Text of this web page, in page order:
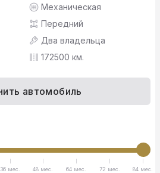
Механическая
Передний
Два владельца
172500 км.
автомобиль
36 мес. 48 мес. 64 мес. 72 мес. 84 мес.